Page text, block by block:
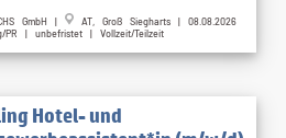
GmbH |
AT, Groß Siegharts | 08.08.2026
PR | unbefristet | Vollzeit/Teilzeit
Hotel- und